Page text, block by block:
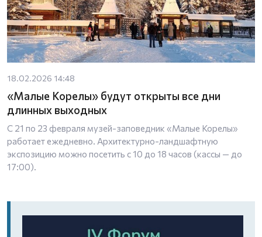
18.02.2026 14:48
«Малые Корелы» будут открыты все дни
длинных выходных
С 21 по 23 февраля музей-заповедник «Малые Корелы»
работает ежедневно. Архитектурно-ландшафтную
экспозицию можно посетить с 10 до 18 часов (кассы — до
17:00).